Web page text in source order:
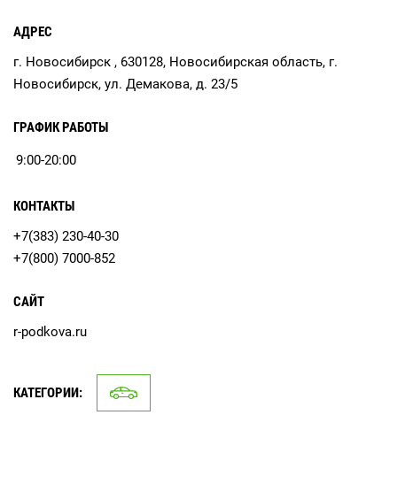
АДРЕС
г. Новосибирск , 630128, Новосибирская область, г.
Новосибирск, ул. Демакова, д. 23/5
ГРАФИК РАБОТЫ
9:00-20:00
КОНТАКТЫ
+7(383) 230-40-30
+7(800) 7000-852
САЙТ
r-podkova.ru
КАТЕГОРИИ: